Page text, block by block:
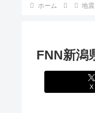
ホーム 地震
FNN新潟
X